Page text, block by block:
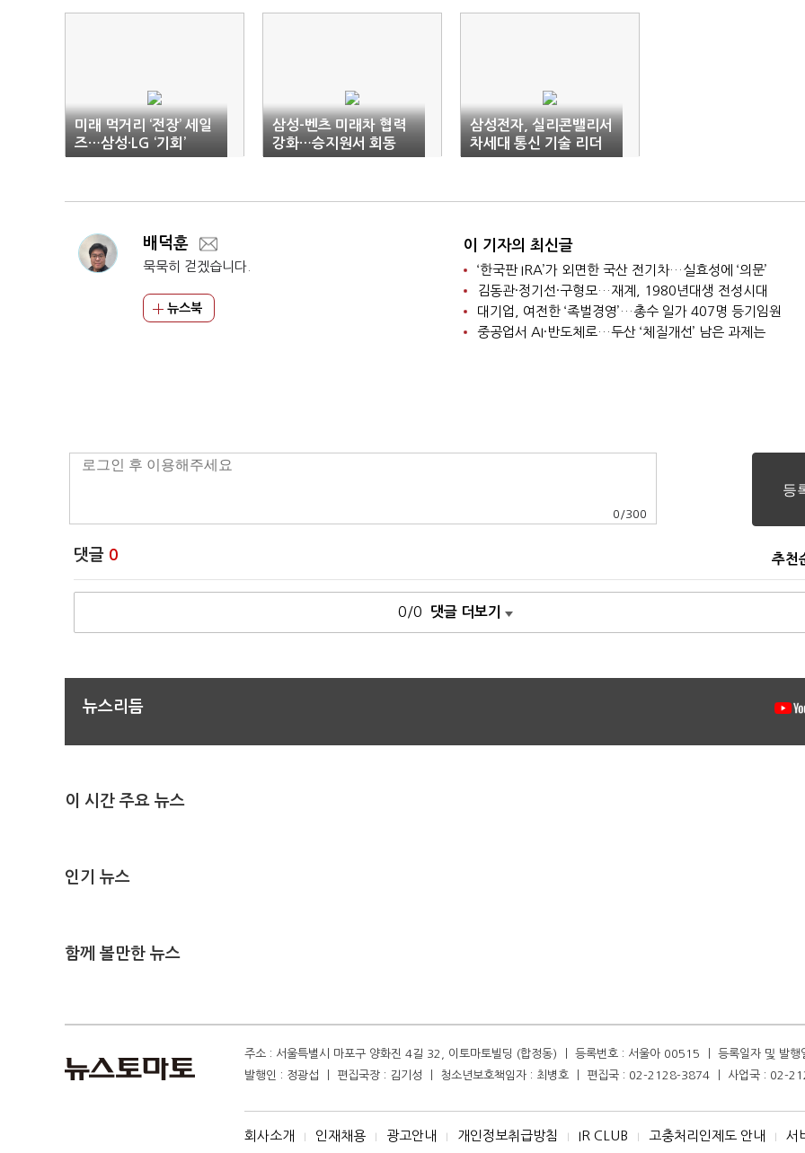
미래 먹거리 ‘전장’ 세일
즈…삼성·LG ‘기회’
삼성-벤츠 미래차 협력
강화…승지원서 회동
삼성전자, 실리콘밸리서
차세대 통신 기술 리더
십 선봬
배덕훈
묵묵히 걷겠습니다.
뉴스북
이 기자의 최신글
‘한국판 IRA’가 외면한 국산 전기차…실효성에 ‘의문’
김동관·정기선·구형모…재계, 1980년대생 전성시대
대기업, 여전한 ‘족벌경영’…총수 일가 407명 등기임원
중공업서 AI·반도체로…두산 ‘체질개선’ 남은 과제는
0 /300
댓글 0 추천
0/0 댓글 더보기
뉴스리듬
이 시간 주요 뉴스
인기 뉴스
함께 볼만한 뉴스
주소 : 서울특별시 마포구 양화진 4길 32, 이토마토빌딩 (합정동) ㅣ 등록번호 : 서울아 00515 ㅣ 등록일자 및 발
발행인 : 정광섭 ㅣ 편집국장 : 김기성 ㅣ 청소년보호책임자 : 최병호 ㅣ 편집국 : 02-2128-3874 ㅣ 사업국 : 02-
회사소개 I 인재채용 I 광고안내 I 개인정보취급방침 I IR CLUB I 고충처리인제도 안내 I 서